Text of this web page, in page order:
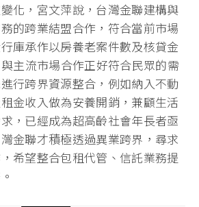
化，宮文萍說，台灣金聯建構與
的跨業結盟合作，符合當前市場
庫承作以房養老案件數及核貸金
主流市場合作正好符合民眾的需
行跨界資源整合，例如納入不動
金收入做為安養開銷，兼顧生活
，已經成為超高齡社會年長者亟
金聯才積極透過異業跨界，尋求
希望整合包租代管、信託業務提